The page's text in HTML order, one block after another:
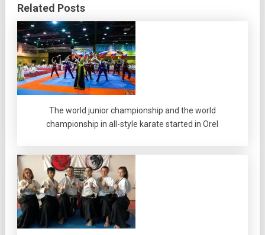
Related Posts
The world junior championship and the world
championship in all-style karate started in Orel